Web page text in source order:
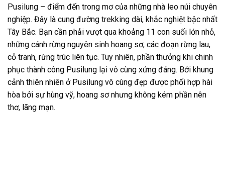
Pusilung – điểm đến trong mơ của những nhà leo núi chuyên
nghiệp. Đây là cung đường trekking dài, khắc nghiệt bậc nhất
Tây Bắc. Bạn cần phải vượt qua khoảng 11 con suối lớn nhỏ,
những cánh rừng nguyên sinh hoang sơ, các đoạn rừng lau,
cỏ tranh, rừng trúc liên tục. Tuy nhiên, phần thưởng khi chinh
phục thành công Pusilung lại vô cùng xứng đáng. Bởi khung
cảnh thiên nhiên ở Pusilung vô cùng đẹp được phối hợp hài
hòa bởi sự hùng vỹ, hoang sơ nhưng không kém phần nên
thơ, lãng mạn.